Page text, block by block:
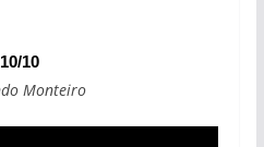
10/10
Monteiro